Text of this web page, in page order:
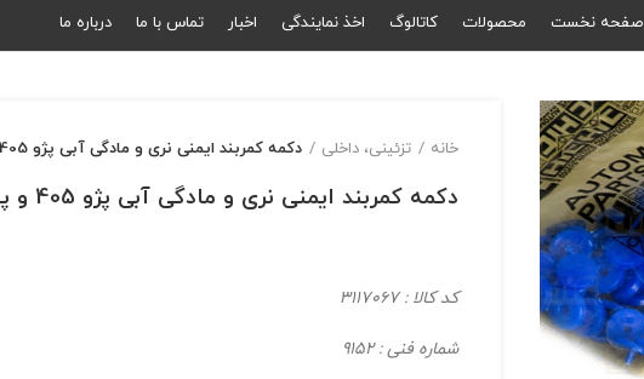
صفحه نخست محصولات کاتالوگ اخذ نمایندگی اخبار تماس با ما درباره ما
خانه تزئینی، داخلی دکمه کمربند ایمنی نری و مادگی آبی پژو 405 و پارس
دکمه کمربند ایمنی نری و مادگی آبی پژو 405 و پارس
کد کالا : 3117067
شماره فنی : 9152